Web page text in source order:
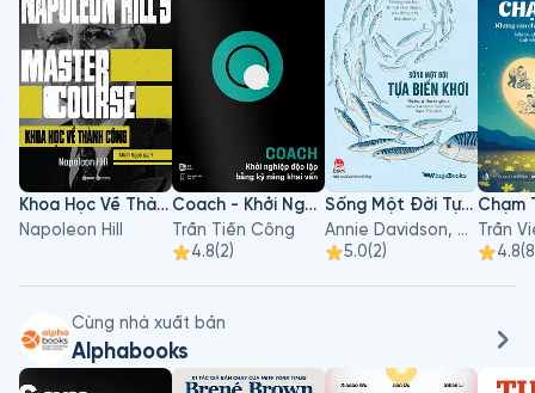
Khoa Học Về Thành Công
Napoleon Hill
Coach - Khởi Nghiệp Độc Lập Bằng Kỹ Năng Khai Vấn
Trần Tiến Công
4.8(2)
Sống Một Đời Tựa Biển Khơi
Annie Davidson, Richard Harrington
5.0(2)
Chạm
Trần
4.8(8
Cùng nhà xuất bản
Alphabooks